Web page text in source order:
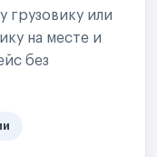
грузовику или
на месте и
без